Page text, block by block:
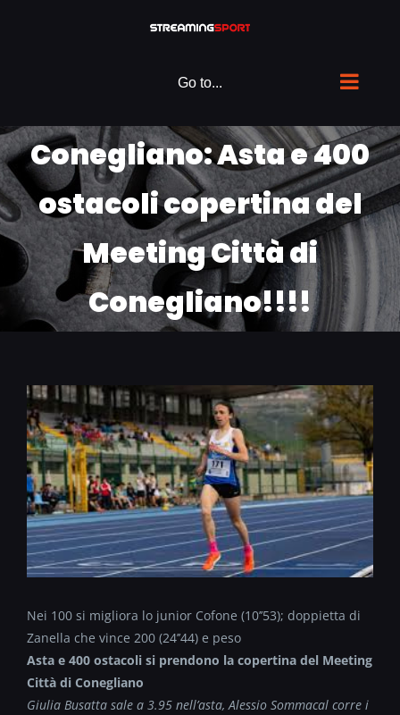
Go to...
Conegliano: Asta e 400
ostacoli copertina del
Meeting Città di
Conegliano!!!!
Nei 100 si migliora lo junior Cofone (10’’53); doppietta di
Zanella che vince 200 (24’’44) e peso
Asta e 400 ostacoli si prendono la copertina del Meeting
Città di Conegliano
Giulia Busatta sale a 3.95 nell’asta, Alessio Sommacal corre i